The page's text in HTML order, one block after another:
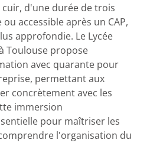
cuir, d'une durée de trois
accessible après un CAP,
approfondie. Le Lycée
Toulouse propose
avec quarante pour
permettant aux
concrètement avec les
immersion
pour maîtriser les
l'organisation du